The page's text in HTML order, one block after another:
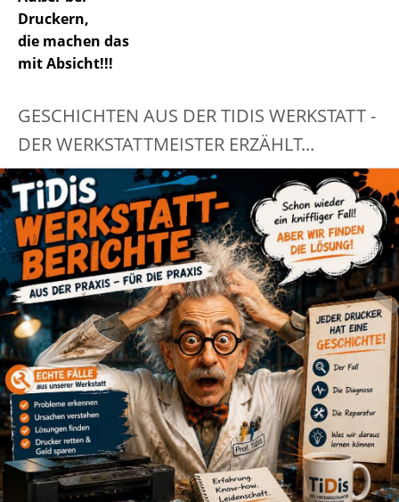
Druckern,
die machen das
mit Absicht!!!
GESCHICHTEN AUS DER TIDIS WERKSTATT -
DER WERKSTATTMEISTER ERZÄHLT...